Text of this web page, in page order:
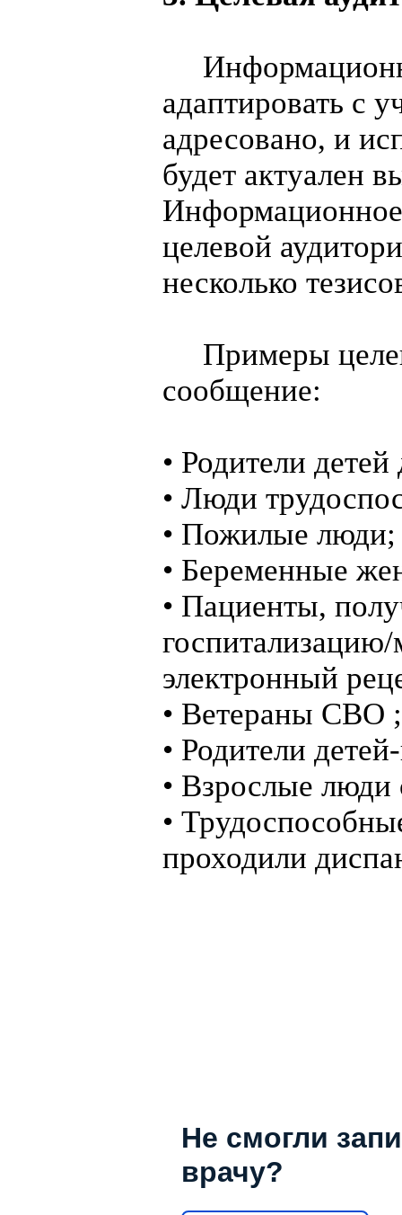
адаптировать с
адресовано, и
будет актуален
целевой
несколько
Примеры
сообщение:
• Родители
• Люди
• Пожилые
• Беременные
• Пациенты,
электронный
• Ветераны СВО ;
• Родители
• Взрослые
•
проходили
Не смогли
врачу?